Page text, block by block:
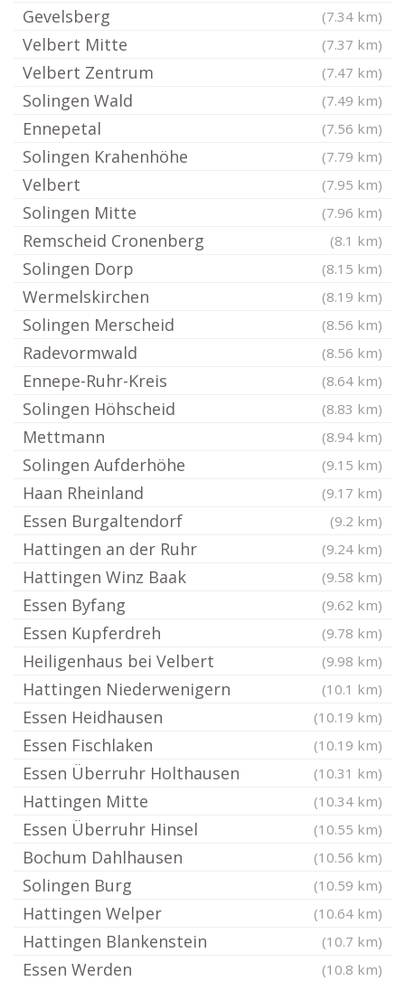
Gevelsberg (7.34 km)
Velbert Mitte (7.37 km)
Velbert Zentrum (7.47 km)
Solingen Wald (7.49 km)
Ennepetal (7.56 km)
Solingen Krahenhöhe (7.79 km)
Velbert (7.95 km)
Solingen Mitte (7.96 km)
Remscheid Cronenberg (8.1 km)
Solingen Dorp (8.15 km)
Wermelskirchen (8.19 km)
Solingen Merscheid (8.56 km)
Radevormwald (8.56 km)
Ennepe-Ruhr-Kreis (8.64 km)
Solingen Höhscheid (8.83 km)
Mettmann (8.94 km)
Solingen Aufderhöhe (9.15 km)
Haan Rheinland (9.17 km)
Essen Burgaltendorf (9.2 km)
Hattingen an der Ruhr (9.24 km)
Hattingen Winz Baak (9.58 km)
Essen Byfang (9.62 km)
Essen Kupferdreh (9.78 km)
Heiligenhaus bei Velbert (9.98 km)
Hattingen Niederwenigern (10.1 km)
Essen Heidhausen (10.19 km)
Essen Fischlaken (10.19 km)
Essen Überruhr Holthausen (10.31 km)
Hattingen Mitte (10.34 km)
Essen Überruhr Hinsel (10.55 km)
Bochum Dahlhausen (10.56 km)
Solingen Burg (10.59 km)
Hattingen Welper (10.64 km)
Hattingen Blankenstein (10.7 km)
Essen Werden (10.8 km)